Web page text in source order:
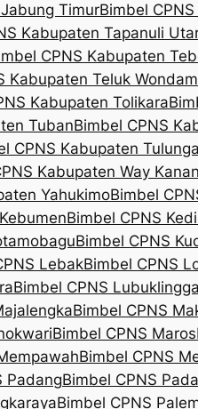
TimurBimbel
Kabupaten Tapanuli
CPNS Kabupaten
Kabupaten Teluk
Kabupaten Tolikara
TubanBimbel CPNS
CPNS Kabupaten
Kabupaten Way Kanan
YahukimoBimbel
Bimbel CPNS
Bimbel CPNS
LebakBimbel CPNS
Bimbel CPNS
Bimbel CPNS
Bimbel CPNS Maros
Bimbel CPNS
PadangBimbel CPNS
Bimbel CPNS